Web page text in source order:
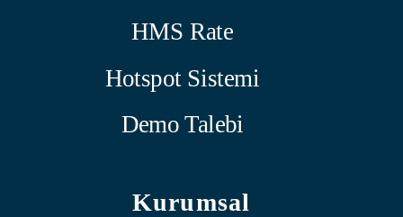
HMS Rate
Hotspot Sistemi
Demo Talebi
Kurumsal